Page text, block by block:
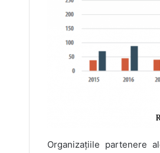
Organizațiile partenere